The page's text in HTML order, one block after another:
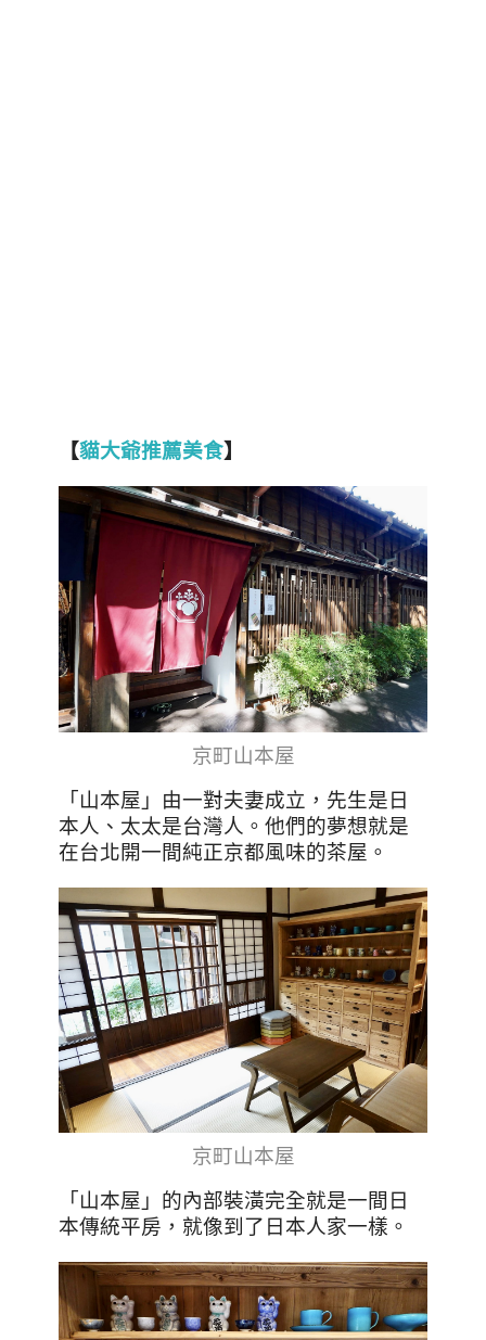
【貓大爺推薦美食】
京町山本屋
「山本屋」由一對夫妻成立，先生是日
本人、太太是台灣人。他們的夢想就是
在台北開一間純正京都風味的茶屋。
京町山本屋
「山本屋」的內部裝潢完全就是一間日
本傳統平房，就像到了日本人家一樣。